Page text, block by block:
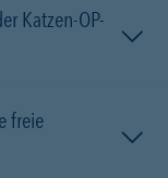
Katzen-OP-
freie